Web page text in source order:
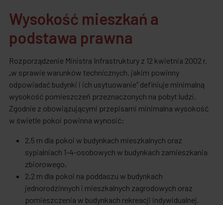
Wysokość mieszkań a
podstawa prawna
Rozporządzenie Ministra Infrastruktury z 12 kwietnia 2002 r.
„w sprawie warunków technicznych, jakim powinny
odpowiadać budynki i ich usytuowanie” definiuje minimalną
wysokość pomieszczeń przeznaczonych na pobyt ludzi.
Zgodnie z obowiązującymi przepisami minimalna wysokość
w świetle pokoi powinna wynosić:
2,5 m dla pokoi w budynkach mieszkalnych oraz
sypialniach 1-4-osobowych w budynkach zamieszkania
zbiorowego,
2,2 m dla pokoi na poddaszu w budynkach
jednorodzinnych i mieszkalnych zagrodowych oraz
pomieszczenia w budynkach rekreacji indywidualnej.